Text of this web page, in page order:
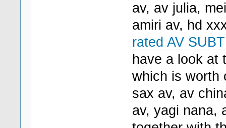
av, av julia,
amiri av, hd
rated AV
have a look at
which is worth
sax av, av
av, yagi nana,